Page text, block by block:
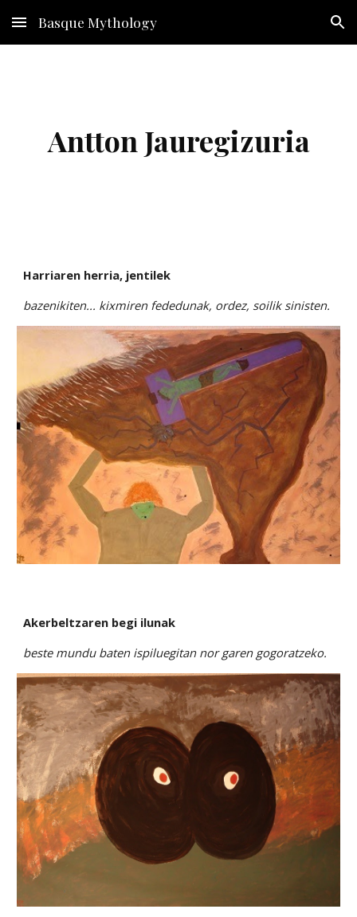
Skip to main content Skip to navigation
Basque Mythology
Antton Jauregizuria
Harriaren herria, jentilek
bazenikiten... kixmiren fededunak, ordez, soilik sinisten.
Akerbeltzaren begi ilunak
beste mundu baten ispiluegitan nor garen gogoratzeko.